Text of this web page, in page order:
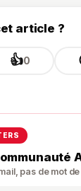
article ?
👍0
pas de mot